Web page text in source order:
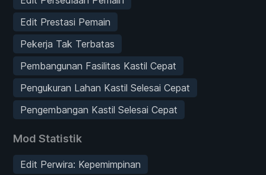
Edit Prestasi Pemain
Pekerja Tak Terbatas
Pembangunan Fasilitas Kastil Cepat
Pengukuran Lahan Kastil Selesai Cepat
Pengembangan Kastil Selesai Cepat
Mod Statistik
Edit Perwira: Kepemimpinan